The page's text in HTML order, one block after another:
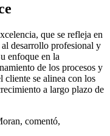
que se refleja en
desarrollo profesional y
enfoque en la
de los procesos y
cliente se alinea con los
a largo plazo de
comentó,